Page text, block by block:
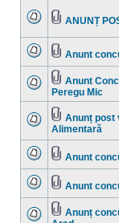
mesaje
necitite
sunt
mesaje
necitite
ataşat(e)
ANUNȚ
sunt
mesaje
necitite
Anunt
Nu
sunt
mesaje
necitite
Fişier(e)
ataşat(e)
Anunt
Peregu Mic
Nu
sunt
mesaje
necitite
Fişier(e)
ataşat(e)
Anunț post
Alimentară
sunt
mesaje
necitite
Anunt
sunt
mesaje
necitite
Anunt
Fişier(e)
Anunț